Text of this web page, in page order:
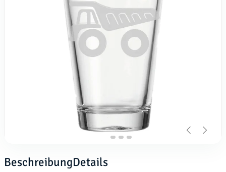
BeschreibungDetails